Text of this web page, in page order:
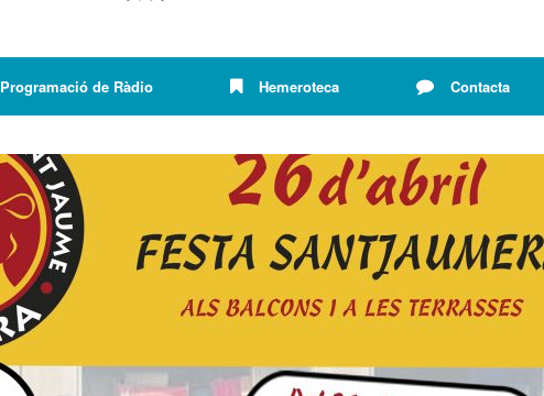
Programació de Ràdio Hemeroteca Contacta